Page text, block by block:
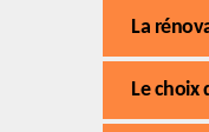
La
Le choix